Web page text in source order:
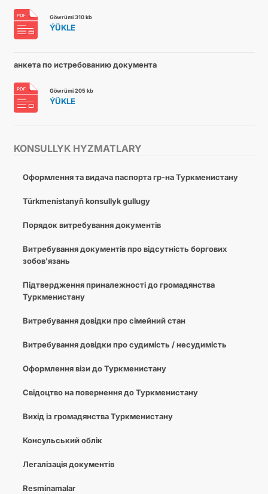
KONSULLYK HYZMATLARY
Оформлення та видача паспорта гр-на Туркменистану
Türkmenistanyň konsullyk gullugy
Порядок витребування документів
Витребування документів про відсутність боргових
зобов'язань
Підтвердження приналежності до громадянства
Туркменистану
Витребування довідки про сімейний стан
Витребування довідки про судимість / несудимість
Оформлення візи до Туркменистану
Свідоцтво на повернення до Туркменистану
Вихід із громадянства Туркменистану
Консульський облік
Легалізація документів
Resminamalar
Göwrümi 310 kb
ÝÜKLE
анкета по истребованию документа
Göwrümi 205 kb
ÝÜKLE